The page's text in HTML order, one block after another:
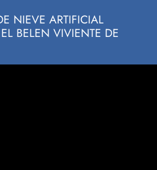
NIEVE ARTIFICIAL
BELEN VIVIENTE DE